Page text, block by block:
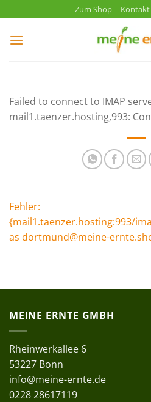
Inhalt
springen
Zum Shop Kontakt
Failed to connect to IMAP
mail1.taenzer.hosting,993:
Fehler:
{mail1.taenzer.hosting:993/
as dortmund@meine-
MEINE ERNTE GMBH
Rheinwerkallee 6
53227 Bonn
info@meine-ernte.de
0228 28617119